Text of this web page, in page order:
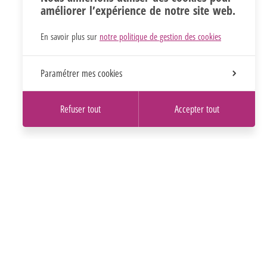
améliorer l’expérience de notre site web.
En savoir plus sur notre politique de gestion des cookies
Paramétrer mes cookies
Refuser tout Accepter tout